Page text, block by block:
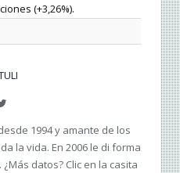
(+3,26%).
Twitter
1994 y amante de los
la vida. En 2006 le di forma
¿Más datos? Clic en la casita